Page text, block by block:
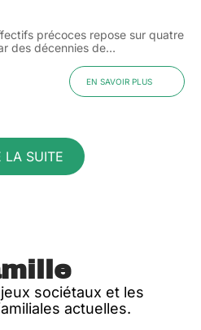
précoces repose sur quatre
des décennies de…
EN SAVOIR PLUS
LA SUITE
sociétaux et les
actuelles.